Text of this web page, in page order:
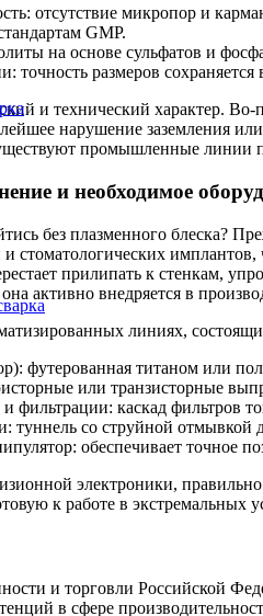
отсутствие микропор и
GMP.
на основе сульфатов и
точность размеров
и технический характер.
нарушение заземления
промышленные линии
и необходимое
без плазменного блеска?
и стоматологических
прилипать к стенкам,
активно внедряется в
линиях,
футерованная титаном или
или транзисторные
фильтрации: каскад фильтров
туннель со струйной
обеспечивает точное
электроники,
к работе в экстремальных